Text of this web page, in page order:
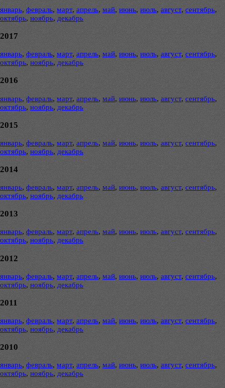
январь, февраль, март, апрель, май, июнь, июль, август, сентябрь,
октябрь, ноябрь, декабрь
2017
январь, февраль, март, апрель, май, июнь, июль, август, сентябрь,
октябрь, ноябрь, декабрь
2016
январь, февраль, март, апрель, май, июнь, июль, август, сентябрь,
октябрь, ноябрь, декабрь
2015
январь, февраль, март, апрель, май, июнь, июль, август, сентябрь,
октябрь, ноябрь, декабрь
2014
январь, февраль, март, апрель, май, июнь, июль, август, сентябрь,
октябрь, ноябрь, декабрь
2013
январь, февраль, март, апрель, май, июнь, июль, август, сентябрь,
октябрь, ноябрь, декабрь
2012
январь, февраль, март, апрель, май, июнь, июль, август, сентябрь,
октябрь, ноябрь, декабрь
2011
январь, февраль, март, апрель, май, июнь, июль, август, сентябрь,
октябрь, ноябрь, декабрь
2010
январь, февраль, март, апрель, май, июнь, июль, август, сентябрь,
октябрь, ноябрь, декабрь